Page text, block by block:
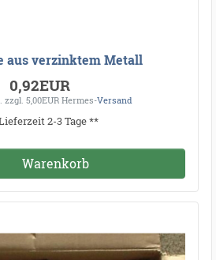
aus verzinktem Metall
0,92EUR
zzgl. 5,00EUR Hermes-Versand
2-3 Tage **
Warenkorb